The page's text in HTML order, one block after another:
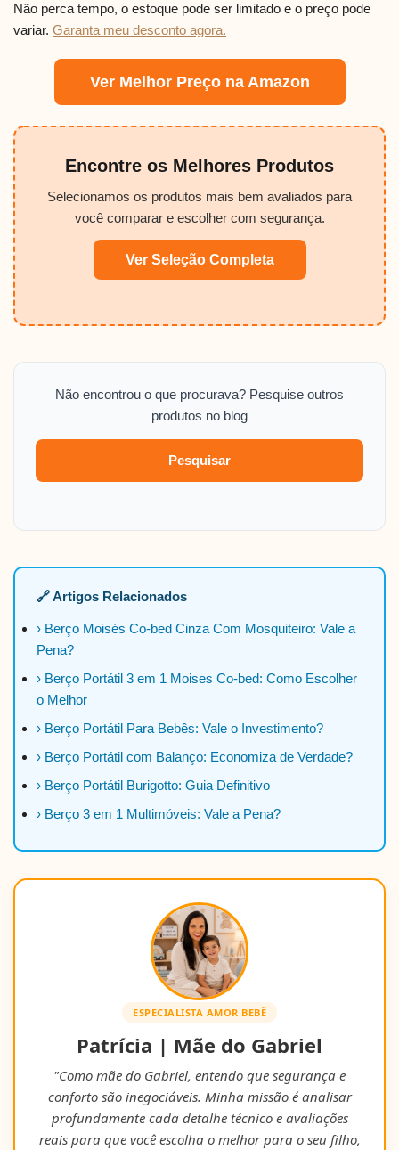
Não perca tempo, o estoque pode ser limitado e o preço pode
variar. Garanta meu desconto agora.
Ver Melhor Preço na Amazon
Encontre os Melhores Produtos
Selecionamos os produtos mais bem avaliados para
você comparar e escolher com segurança.
Ver Seleção Completa
Não encontrou o que procurava? Pesquise outros
produtos no blog
Pesquisar
🔗 Artigos Relacionados
› Berço Moisés Co-bed Cinza Com Mosquiteiro: Vale a
Pena?
› Berço Portátil 3 em 1 Moises Co-bed: Como Escolher
o Melhor
› Berço Portátil Para Bebês: Vale o Investimento?
› Berço Portátil com Balanço: Economiza de Verdade?
› Berço Portátil Burigotto: Guia Definitivo
› Berço 3 em 1 Multimóveis: Vale a Pena?
ESPECIALISTA AMOR BEBÊ
Patrícia | Mãe do Gabriel
"Como mãe do Gabriel, entendo que segurança e
conforto são inegociáveis. Minha missão é analisar
profundamente cada detalhe técnico e avaliações
reais para que você escolha o melhor para o seu filho,